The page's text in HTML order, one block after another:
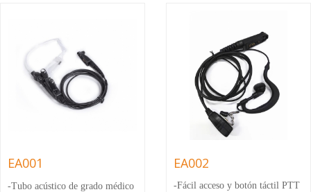
EA001
-Tubo acústico de grado médico
EA002
-Fácil acceso y botón táctil PTT